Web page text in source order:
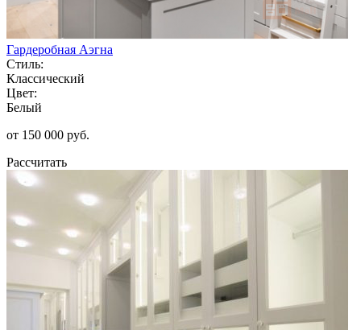
Гардеробная Аэгна
Стиль:
Классический
Цвет:
Белый
от 150 000 руб.
Рассчитать